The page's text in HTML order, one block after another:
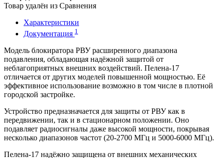
Товар удалён из Сравнения
Характеристики
Документация 1
Модель блокиратора РВУ расширенного диапазона
подавления, обладающая надёжной защитой от
неблагоприятных внешних воздействий. Пелена-17
отличается от других моделей повышенной мощностью. Её
эффективное использование возможно в том числе в плотной
городской застройке.
Устройство предназначается для защиты от РВУ как в
передвижении, так и в стационарном положении. Оно
подавляет радиосигналы даже высокой мощности, покрывая
несколько диапазонов частот (20-2700 МГц и 5000-6000 МГц).
Пелена-17 надёжно защищена от внешних механических